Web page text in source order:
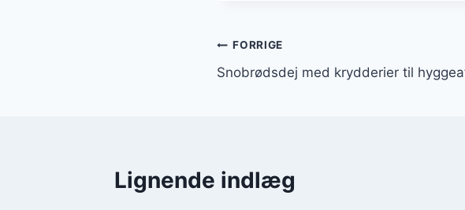
Indlægsnavigation
FORRIGE
Snobrødsdej med krydderier til
Lignende indlæg